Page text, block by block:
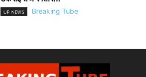
UP NEWS Breaking Tube